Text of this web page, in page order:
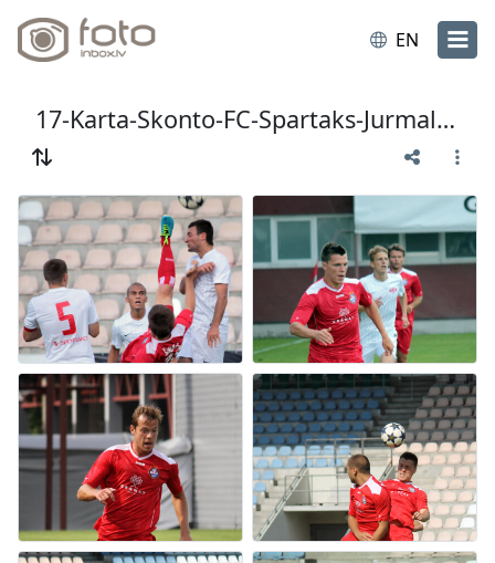
EN
17-Karta-Skonto-FC-Spartaks-Jurmala-3-1